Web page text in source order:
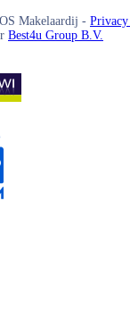
Makelaardij - Privacy
Best4u Group B.V.